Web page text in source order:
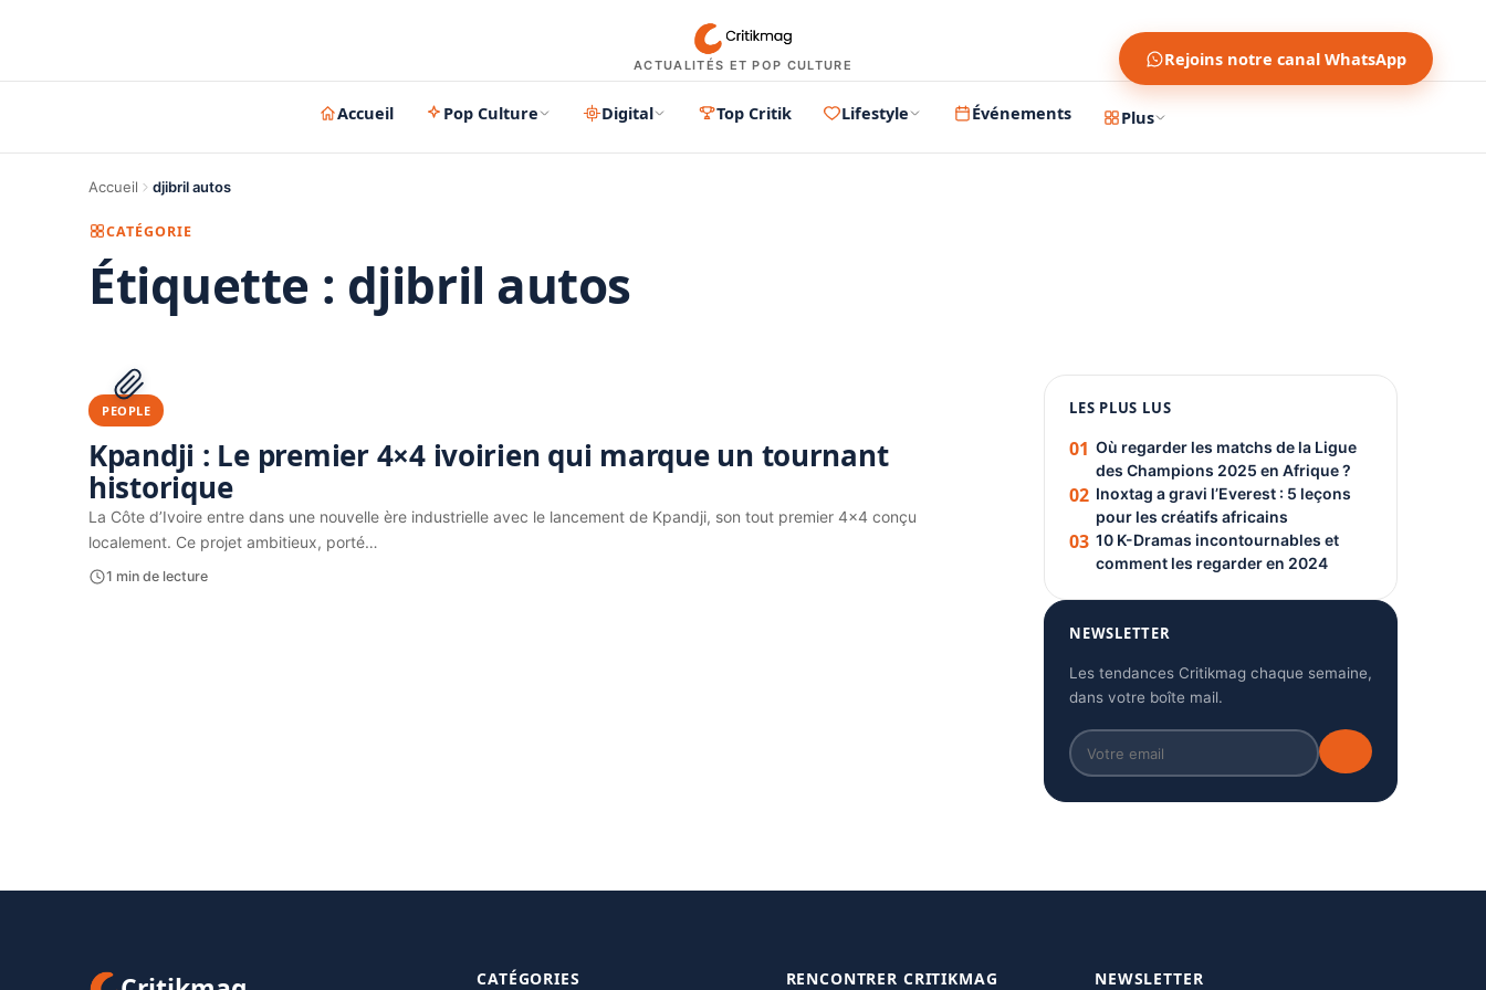
ACTUALITÉS ET POP CULTURE Rejoins notre canal WhatsApp
Accueil Pop Culture Digital Top Critik Lifestyle Événements Plus
Accueil djibril autos
CATÉGORIE
Étiquette : djibril autos
PEOPLE
Kpandji : Le premier 4×4 ivoirien qui marque un tournant
historique
La Côte d’Ivoire entre dans une nouvelle ère industrielle avec le lancement de Kpandji, son tout premier 4×4 conçu
localement. Ce projet ambitieux, porté…
1 min de lecture
PUBLICITÉ
LES PLUS LUS
01 Où regarder les matchs de la Ligue
des Champions 2025 en Afrique ?
02 Inoxtag a gravi l’Everest : 5 leçons
pour les créatifs africains
03 10 K-Dramas incontournables et
comment les regarder en 2024
NEWSLETTER
Les tendances Critikmag chaque semaine,
dans votre boîte mail.
CATÉGORIES RENCONTRER CRITIKMAG NEWSLETTER